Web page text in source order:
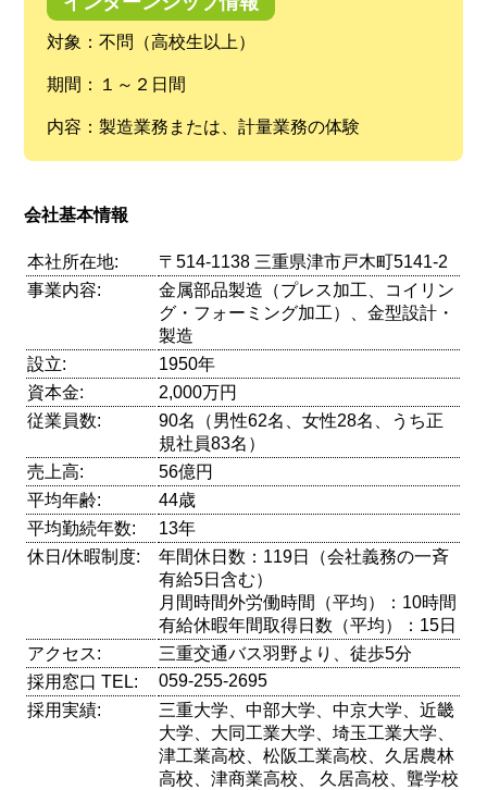
対象：不問（高校生以上）
期間：１～２日間
内容：製造業務または、計量業務の体験
会社基本情報
本社所在地:
〒514-1138 三重県津市戸木町5141-2
事業内容:
金属部品製造（プレス加工、コイリン
グ・フォーミング加工）、金型設計・
製造
設立:
1950年
資本金:
2,000万円
従業員数:
90名（男性62名、女性28名、うち正
規社員83名）
売上高:
56億円
平均年齢:
44歳
平均勤続年数:
13年
休日/休暇制度:
年間休日数：119日（会社義務の一斉
有給5日含む）
月間時間外労働時間（平均）：10時間
有給休暇年間取得日数（平均）：15日
アクセス:
三重交通バス羽野より、徒歩5分
採用窓口 TEL:
059-255-2695
採用実績:
三重大学、中部大学、中京大学、近畿
大学、大同工業大学、埼玉工業大学、
津工業高校、松阪工業高校、久居農林
高校、津商業高校、 久居高校、聾学校